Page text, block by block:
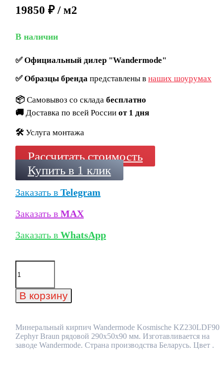
19850 ₽ / м2
В наличии
✅Официальный дилер "Wandermode"
✅Образцы брендапредставлены в наших шоурумах
📦 Самовывоз со склада бесплатно
🚚 Доставка по всей России от 1 дня
🛠️ Услуга монтажа
Рассчитать стоимость
Купить в 1 клик
Заказать в Telegram
Заказать в MAX
Заказать в WhatsApp
Количество
товара
кирпич
Wandermode
Zephyr
Braun
рядовой
В корзину
Минеральный кирпич Wandermode Kosmische KZ230LDF90
Zephyr Braun рядовой 290x50x90 мм. Изготавливается на
заводе Wandermode. Страна производства Беларусь. Цвет .